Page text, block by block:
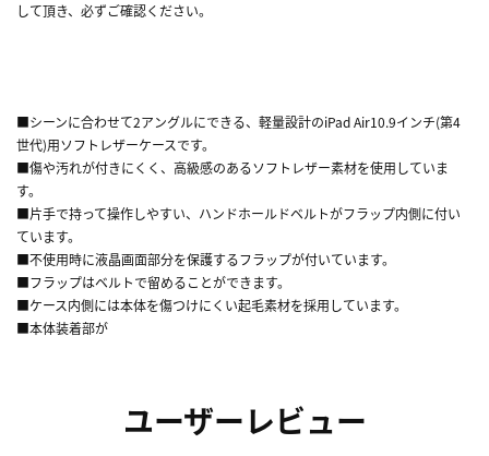
して頂き、必ずご確認ください。
■シーンに合わせて2アングルにできる、軽量設計のiPad Air10.9インチ(第4
世代)用ソフトレザーケースです。
■傷や汚れが付きにくく、高級感のあるソフトレザー素材を使用していま
す。
■片手で持って操作しやすい、ハンドホールドベルトがフラップ内側に付い
ています。
■不使用時に液晶画面部分を保護するフラップが付いています。
■フラップはベルトで留めることができます。
■ケース内側には本体を傷つけにくい起毛素材を採用しています。
■本体装着部が
ユーザーレビュー